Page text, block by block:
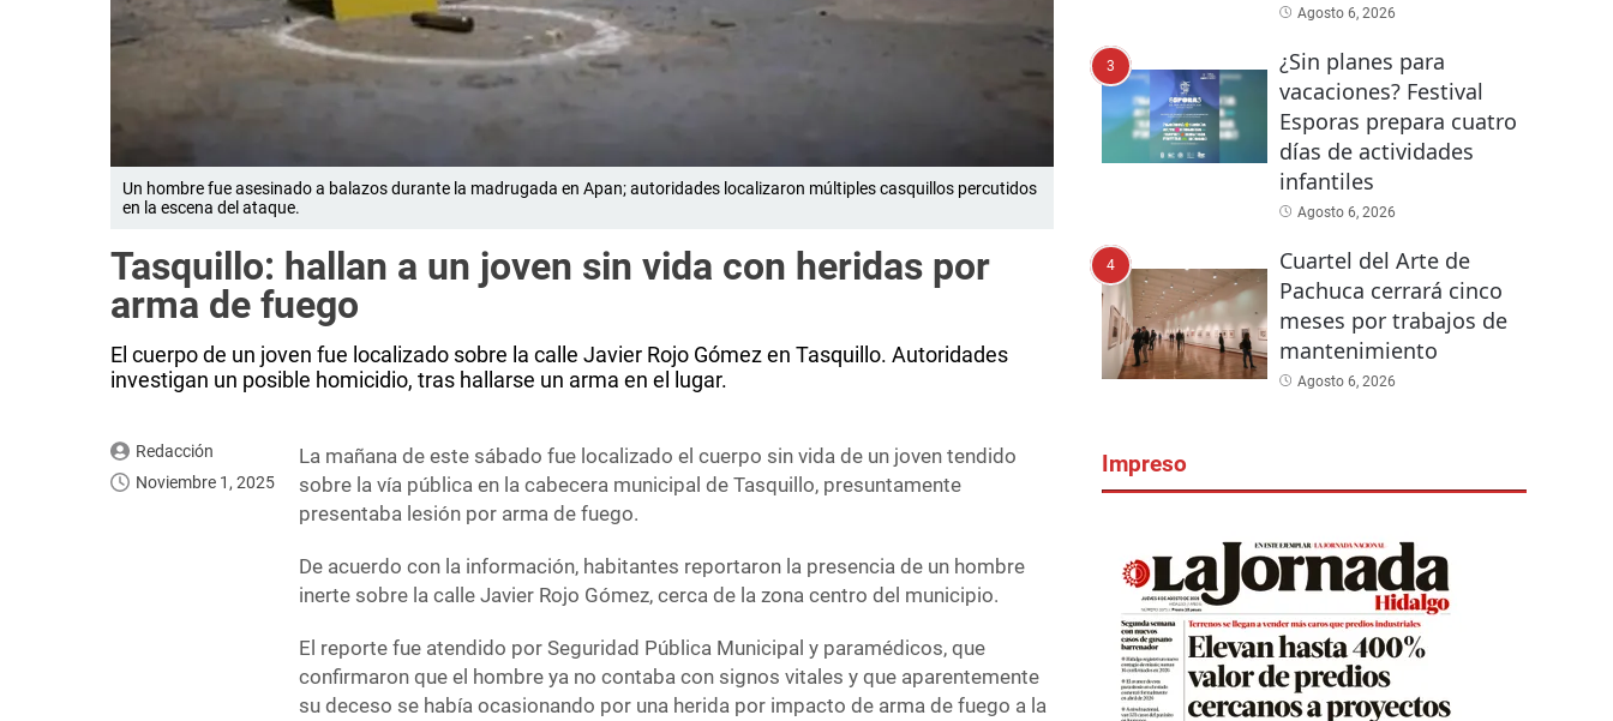
Un hombre fue asesinado a balazos durante la madrugada en Apan; autoridades localizaron múltiples casquillos percutidos
en la escena del ataque.
Tasquillo: hallan a un joven sin vida con heridas por
arma de fuego
El cuerpo de un joven fue localizado sobre la calle Javier Rojo Gómez en Tasquillo. Autoridades
investigan un posible homicidio, tras hallarse un arma en el lugar.
Redacción
Noviembre 1, 2025
La mañana de este sábado fue localizado el cuerpo sin vida de un joven tendido
sobre la vía pública en la cabecera municipal de Tasquillo, presuntamente
presentaba lesión por arma de fuego.
De acuerdo con la información, habitantes reportaron la presencia de un hombre
inerte sobre la calle Javier Rojo Gómez, cerca de la zona centro del municipio.
El reporte fue atendido por Seguridad Pública Municipal y paramédicos, que
confirmaron que el hombre ya no contaba con signos vitales y que aparentemente
su deceso se había ocasionando por una herida por impacto de arma de fuego a la
Agosto 6, 2026
3
¿Sin planes para
vacaciones? Festival
Esporas prepara cuatro
días de actividades
infantiles
Agosto 6, 2026
4
Cuartel del Arte de
Pachuca cerrará cinco
meses por trabajos de
mantenimiento
Agosto 6, 2026
Impreso